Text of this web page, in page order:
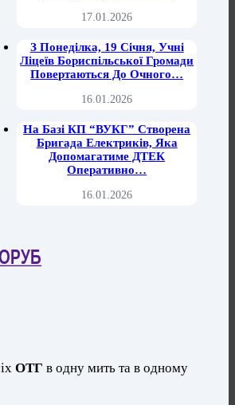
17.01.2026
З Понеділка, 19 Січня, Учні
Ліцеїв Бориспільської Громади
Повертаються До Очного…
16.01.2026
На Базі КП “ВУКГ” Створена
Бригада Електриків, Яка
Допомагатиме ДТЕК
Оперативно…
16.01.2026
ОТГ в одну мить та в одному